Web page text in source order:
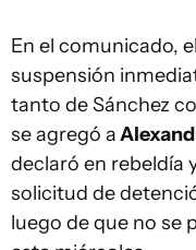
En el comunicado, el
suspensión
tanto de Sánchez
se agregó a
declaró en rebeldía
solicitud de
luego de que no se